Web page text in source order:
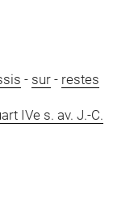
- sur- restes
IVe s. av. J.-C.